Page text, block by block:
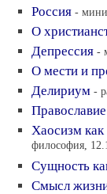
Россия -
О
Депрессия -
О мести и
Делириум -
Православие
Хаосизм как
философия,
Сущность
Смысл